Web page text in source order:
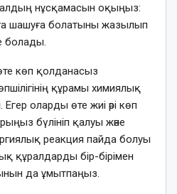
нұсқамасын оқыңыз:
шашуға болатыны жазылып
болады.
көп қолданасыз
құрамы химиялық
оларды өте жиі әрі көп
бүлініп қалуы және
реакция пайда болуы
құралдарды бір-бірімен
да ұмытпаңыз.